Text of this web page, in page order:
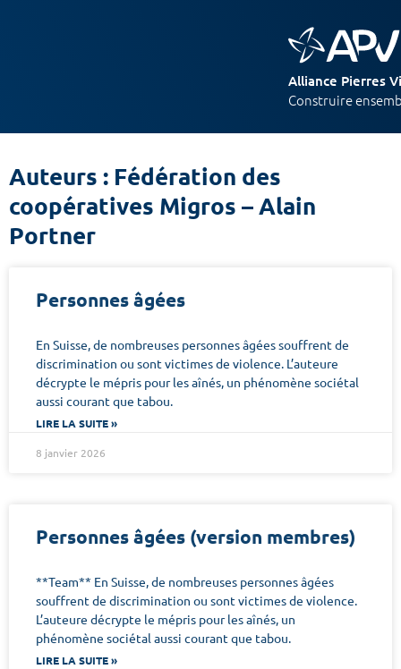
Alliance Pierres
Construire
Auteurs : Fédération des
coopératives Migros – Alain
Portner
Personnes âgées
En Suisse, de nombreuses personnes âgées souffrent de
discrimination ou sont victimes de violence. L’auteure
décrypte le mépris pour les aînés, un phénomène sociétal
aussi courant que tabou.
LIRE LA SUITE »
8 janvier 2026
Personnes âgées (version membres)
**Team** En Suisse, de nombreuses personnes âgées
souffrent de discrimination ou sont victimes de violence.
L’auteure décrypte le mépris pour les aînés, un
phénomène sociétal aussi courant que tabou.
LIRE LA SUITE »